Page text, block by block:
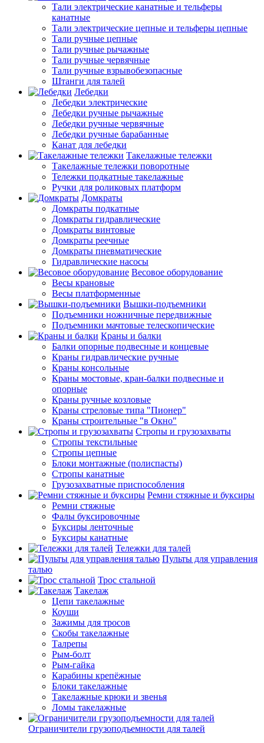
Тали электрические канатные и тельферы
канатные
Тали электрические цепные и тельферы цепные
Тали ручные цепные
Тали ручные рычажные
Тали ручные червячные
Тали ручные взрывобезопасные
Штанги для талей
Лебедки
Лебедки электрические
Лебедки ручные рычажные
Лебедки ручные червячные
Лебедки ручные барабанные
Канат для лебедки
Такелажные тележки
Такелажные тележки поворотные
Тележки подкатные такелажные
Ручки для роликовых платформ
Домкраты
Домкраты подкатные
Домкраты гидравлические
Домкраты винтовые
Домкраты реечные
Домкраты пневматические
Гидравлические насосы
Весовое оборудование
Весы крановые
Весы платформенные
Вышки-подъемники
Подъемники ножничные передвижные
Подъемники мачтовые телескопические
Краны и балки
Балки опорные подвесные и концевые
Краны гидравлические ручные
Краны консольные
Краны мостовые, кран-балки подвесные и
опорные
Краны ручные козловые
Краны стреловые типа "Пионер"
Краны строительные "в Окно"
Стропы и грузозахваты
Стропы текстильные
Стропы цепные
Блоки монтажные (полиспасты)
Стропы канатные
Грузозахватные приспособления
Ремни стяжные и буксиры
Ремни стяжные
Фалы буксировочные
Буксиры ленточные
Буксиры канатные
Тележки для талей
Пульты для управления
талью
Трос стальной
Такелаж
Цепи такелажные
Коуши
Зажимы для тросов
Скобы такелажные
Талрепы
Рым-болт
Рым-гайка
Карабины крепёжные
Блоки такелажные
Такелажные крюки и звенья
Ломы такелажные
Ограничители грузоподъемности для талей